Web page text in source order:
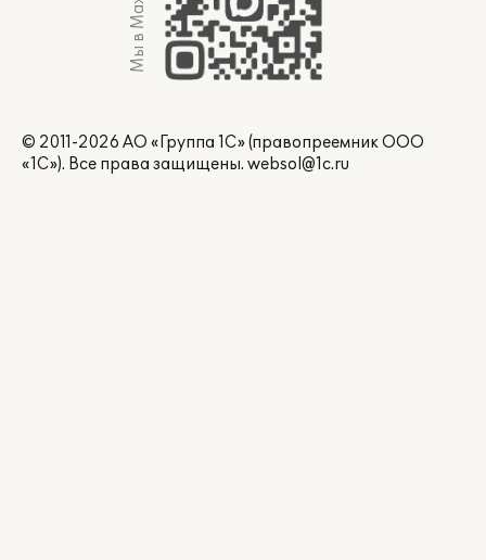
Мы в Max
© 2011-2026 АО «Группа 1С» (правопреемник ООО
«1С»). Все права защищены. websol@1c.ru